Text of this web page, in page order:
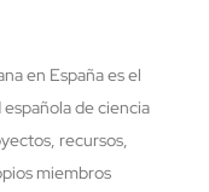
en España es el
de ciencia
recursos,
miembros